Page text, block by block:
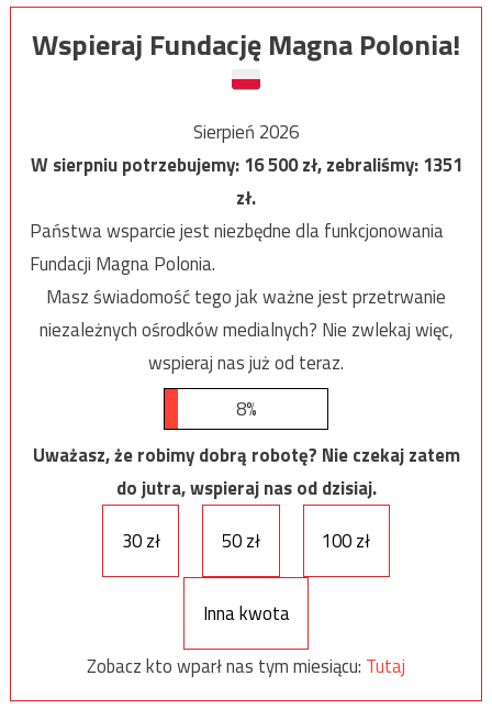
Wspieraj Fundację Magna Polonia!
Sierpień 2026
W sierpniu potrzebujemy:16 500zł, zebraliśmy:1351
zł.
Państwa wsparcie jest niezbędne dla funkcjonowania
Fundacji Magna Polonia.
Masz świadomość tego jak ważne jest przetrwanie
niezależnych ośrodków medialnych? Nie zwlekaj więc,
wspieraj nas już od teraz.
8%
Uważasz, że robimy dobrą robotę? Nie czekaj zatem
do jutra, wspieraj nas od dzisiaj.
30 zł
50 zł 100 zł
Inna kwota
Zobacz kto wparł nas tym miesiącu: Tutaj